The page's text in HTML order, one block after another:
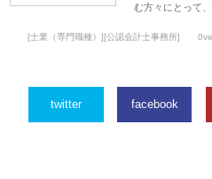
む方々にとって
[士業（専門職種）][公認会計士事務所]
twitter facebook